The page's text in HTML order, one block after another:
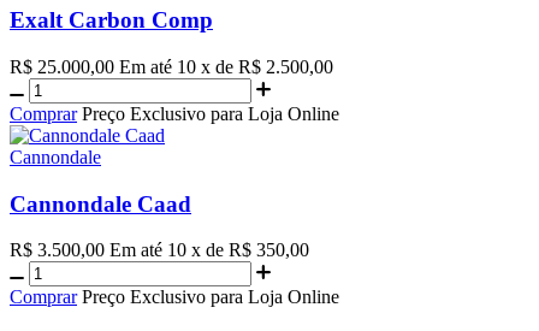
Exalt Carbon Comp
R$ 25.000,00 Em até 10 x de R$ 2.500,00
Comprar Preço Exclusivo para Loja Online
Cannondale
Cannondale Caad
R$ 3.500,00 Em até 10 x de R$ 350,00
Comprar Preço Exclusivo para Loja Online